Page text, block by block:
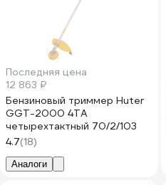
Последняя цена
12 863 ₽
Бензиновый триммер Huter
GGT-2000 4ТА
четырехтактный 70/2/103
4.7(18)
Аналоги